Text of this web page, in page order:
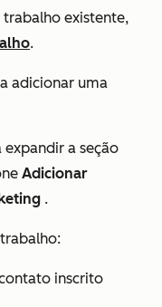
existente,
.
adicionar uma
a seção
Adicionar
.
inscrito